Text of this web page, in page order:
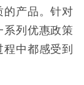
的产品。针对
系列优惠政策
中都感受到